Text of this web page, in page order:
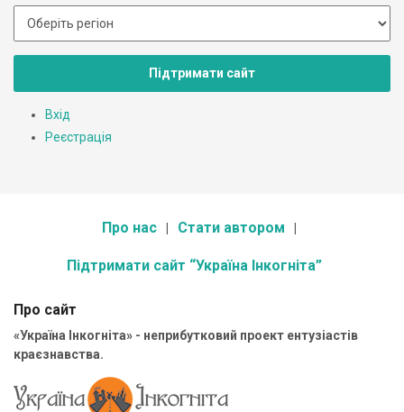
Підтримати сайт
Вхід
Реєстрація
Про нас Стати автором
Підтримати сайт “Україна Інкогніта”
Про сайт
«Україна Інкогніта» - неприбутковий проект ентузіастів
краєзнавства.